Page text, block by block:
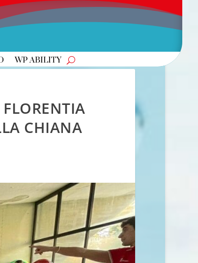
WP ABILITY
CHIANA